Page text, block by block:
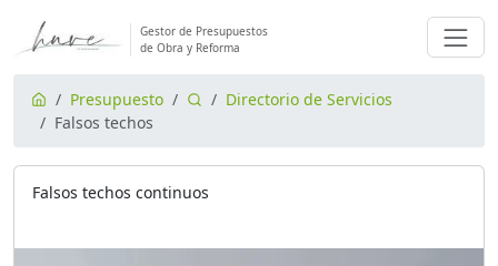
Gestor de Presupuestos
de Obra y Reforma
Presupuesto
Directorio de Servicios
Falsos techos
Falsos techos continuos